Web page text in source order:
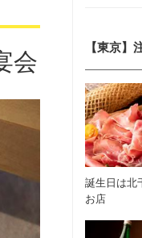
会
【東京】
誕生日は北
お店